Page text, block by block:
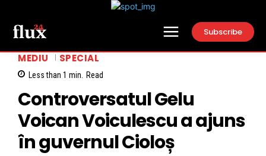
Subscribe
MEDIU SPECIAL
Less than 1 min. Read
Controversatul Gelu
Voican Voiculescu a ajuns
în guvernul Cioloș